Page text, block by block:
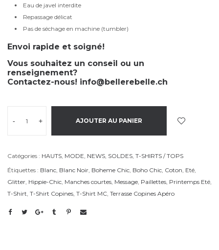
Eau de javel interdite
Repassage délicat
Pas de séchage en machine (tumbler)
Envoi rapide et soigné!
Vous souhaitez un conseil ou un
renseignement?
Contactez-nous! info@bellerebelle.ch
- + AJOUTER AU PANIER
Catégories : HAUTS, MODE, NEWS, SOLDES, T-SHIRTS / TOPS
Étiquettes : Blanc, Blanc Noir, Boheme Chic, Boho Chic, Coton, Eté,
Glitter, Hippie-Chic, Manches courtes, Message, Paillettes, Printemps Eté,
T-Shirt, T-Shirt Copines, T-Shirt MC, Terrasse Copines Apéro